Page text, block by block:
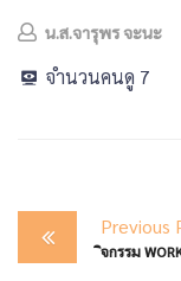
น.ส.จารุพร จะนะ
จำนวนคนดู 7
Post
Previous